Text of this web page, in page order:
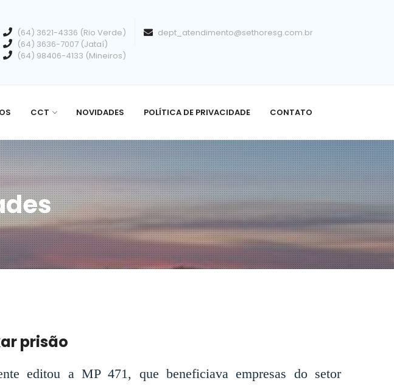
(64) 3621-4336 (Rio Verde)
(64) 3636-7007 (Jataí)
(64) 98406-4133 (Mineiros)
dept_atendimento@sethoresg.com.br
CCT NOVIDADES POLÍTICA DE PRIVACIDADE CONTATO
prisão
editou a MP 471, que beneficiava empresas do setor